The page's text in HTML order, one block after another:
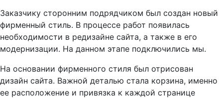
Заказчику сторонним подрядчиком был создан новый
фирменный стиль. В процессе работ появилась
необходимости в редизайне сайта, а также в его
модернизации. На данном этапе подключились мы.
На основании фирменного стиля был отрисован
дизайн сайта. Важной деталью стала корзина, именно
ее расположение и привязка к каждой странице